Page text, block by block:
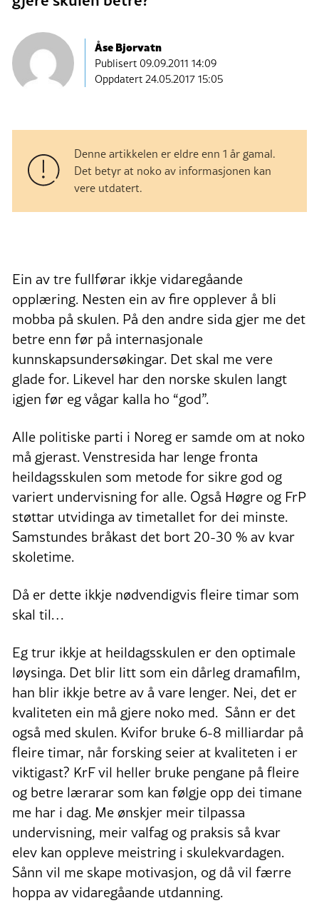
Åse Bjorvatn
Publisert09.09.2011 14:09
Oppdatert 24.05.2017 15:05
Denne artikkelen er eldre enn 1 år gamal.
Det betyr at noko av informasjonen kan
vere utdatert.
Ein av tre fullførar ikkje vidaregåande
opplæring. Nesten ein av fire opplever å bli
mobba på skulen. På den andre sida gjer me det
betre enn før på internasjonale
kunnskapsundersøkingar. Det skal me vere
glade for. Likevel har den norske skulen langt
igjen før eg vågar kalla ho “god”.
Alle politiske parti i Noreg er samde om at noko
må gjerast. Venstresida har lenge fronta
heildagsskulen som metode for sikre god og
variert undervisning for alle. Også Høgre og FrP
støttar utvidinga av timetallet for dei minste.
Samstundes bråkast det bort 20-30 % av kvar
skoletime.
Då er dette ikkje nødvendigvis fleire timar som
skal til…
Eg trur ikkje at heildagsskulen er den optimale
løysinga. Det blir litt som ein dårleg dramafilm,
han blir ikkje betre av å vare lenger. Nei, det er
kvaliteten ein må gjere noko med. Sånn er det
også med skulen. Kvifor bruke 6-8 milliardar på
fleire timar, når forsking seier at kvaliteten i er
viktigast? KrF vil heller bruke pengane på fleire
og betre lærarar som kan følgje opp dei timane
me har i dag. Me ønskjer meir tilpassa
undervisning, meir valfag og praksis så kvar
elev kan oppleve meistring i skulekvardagen.
Sånn vil me skape motivasjon, og då vil færre
hoppa av vidaregåande utdanning.